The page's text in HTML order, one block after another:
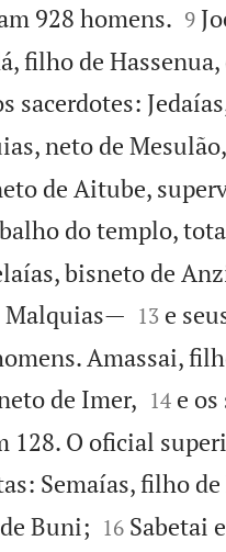
928 homens.
9
filho de
sacerdotes:
neto de
de Aitube,
do templo,
bisneto de
Malquias—
13 e
Amassai,
de Imer,
14 e
128. O oficial
Semaías, filho
Buni;
16 Sabetai